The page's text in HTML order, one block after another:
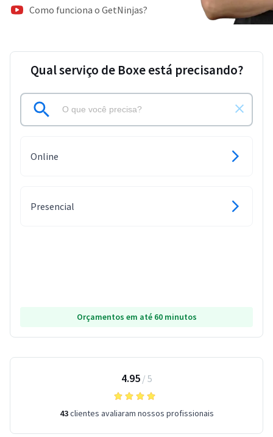
Como funciona o GetNinjas?
Qual serviço de Boxe está precisando?
Online
Presencial
Orçamentos em até 60 minutos
4.95/ 5
43clientes avaliaram nossos profissionais